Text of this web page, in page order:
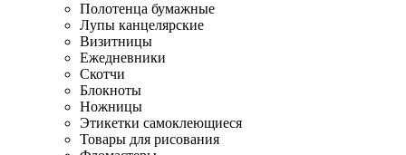
Полотенца бумажные
Лупы канцелярские
Визитницы
Ежедневники
Скотчи
Блокноты
Ножницы
Этикетки самоклеющиеся
Товары для рисования